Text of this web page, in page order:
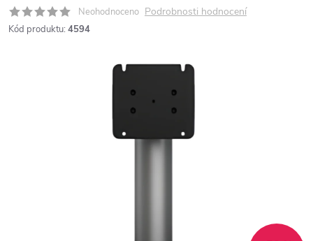
Neohodnoceno Podrobnosti hodnocení
Kód produktu: 4594